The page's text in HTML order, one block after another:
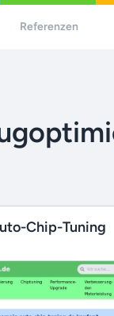
Referenzen
Chip-Tuning